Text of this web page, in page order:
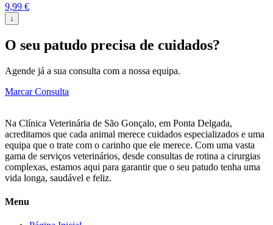
9,99 €
↓
O seu patudo precisa de cuidados?
Agende já a sua consulta com a nossa equipa.
Marcar Consulta
Na Clínica Veterinária de São Gonçalo, em Ponta Delgada,
acreditamos que cada animal merece cuidados especializados e uma
equipa que o trate com o carinho que ele merece. Com uma vasta
gama de serviços veterinários, desde consultas de rotina a cirurgias
complexas, estamos aqui para garantir que o seu patudo tenha uma
vida longa, saudável e feliz.
Menu